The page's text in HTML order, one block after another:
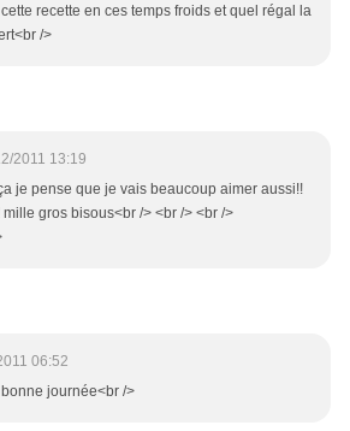
recette en ces temps froids et quel régal la
/>
2011 13:19
je pense que je vais beaucoup aimer aussi!!
gros bisous<br /> <br /> <br />
06:52
journée<br />